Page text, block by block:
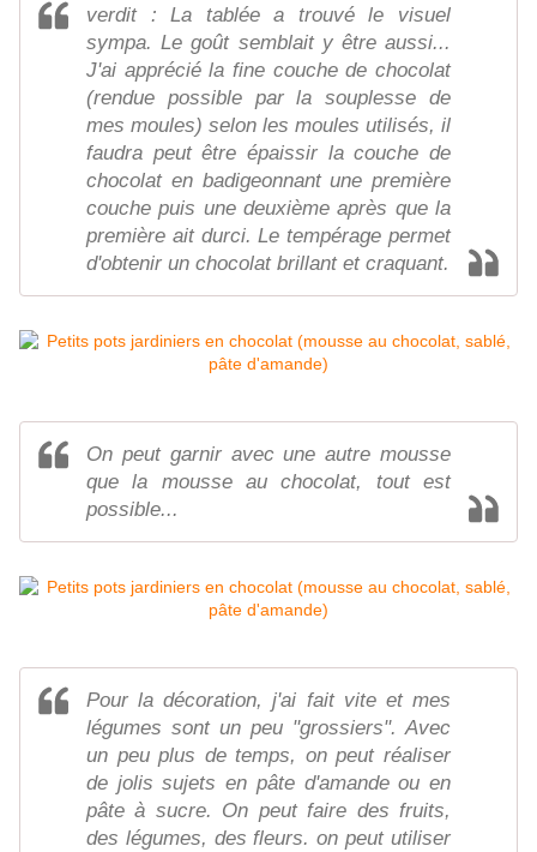
verdit : La tablée a trouvé le visuel
sympa. Le goût semblait y être aussi...
J'ai apprécié la fine couche de chocolat
(rendue possible par la souplesse de
mes moules) selon les moules utilisés, il
faudra peut être épaissir la couche de
chocolat en badigeonnant une première
couche puis une deuxième après que la
première ait durci. Le tempérage permet
d'obtenir un chocolat brillant et craquant.
On peut garnir avec une autre mousse
que la mousse au chocolat, tout est
possible...
Pour la décoration, j'ai fait vite et mes
légumes sont un peu "grossiers". Avec
un peu plus de temps, on peut réaliser
de jolis sujets en pâte d'amande ou en
pâte à sucre. On peut faire des fruits,
des légumes, des fleurs. on peut utiliser